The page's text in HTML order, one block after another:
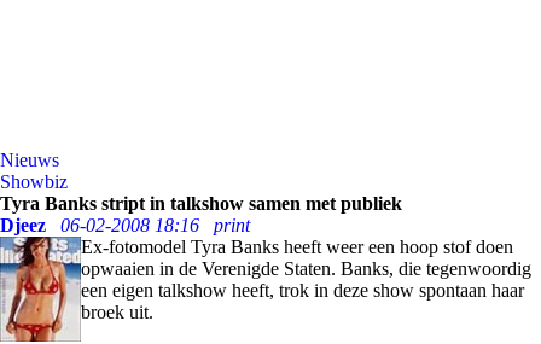
Nieuws
Showbiz
Tyra Banks stript in talkshow samen met publiek
Djeez
06-02-2008 18:16
print
Ex-fotomodel Tyra Banks heeft weer een hoop stof doen
opwaaien in de Verenigde Staten. Banks, die tegenwoordig
een eigen talkshow heeft, trok in deze show spontaan haar
broek uit.